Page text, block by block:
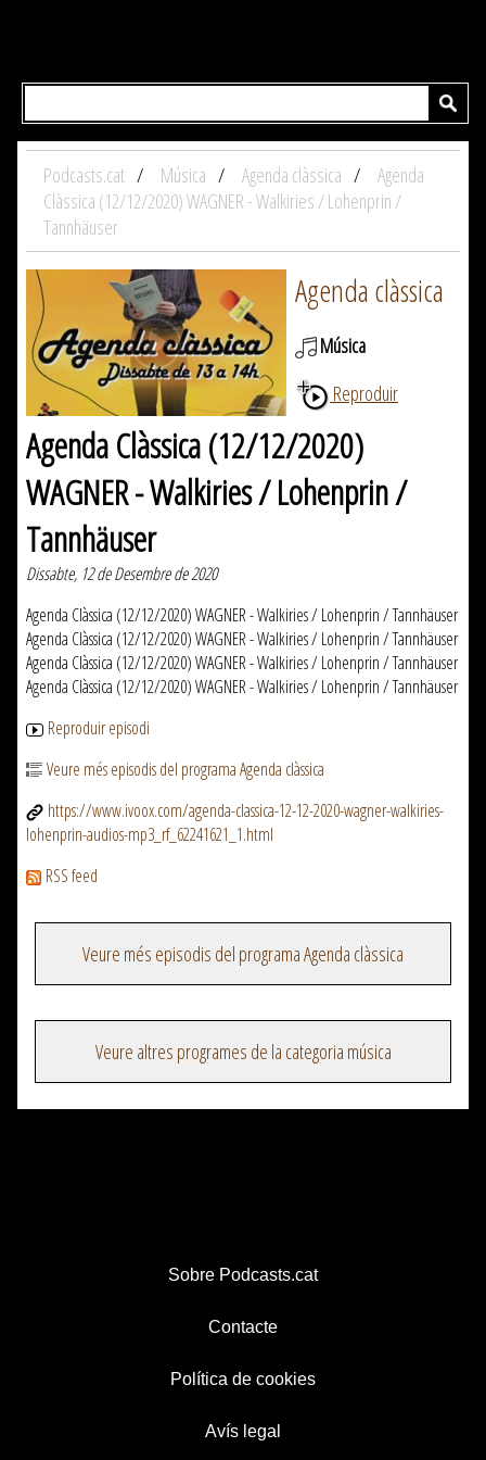
Podcasts.cat Música Agenda clàssica
Agenda
Clàssica (12/12/2020) WAGNER - Walkiries / Lohenprin /
Tannhäuser
Agenda clàssica
Música
Reproduir
Agenda Clàssica (12/12/2020)
WAGNER - Walkiries / Lohenprin /
Tannhäuser
Dissabte, 12 de Desembre de 2020
Agenda Clàssica (12/12/2020) WAGNER - Walkiries / Lohenprin / Tannhäuser
Agenda Clàssica (12/12/2020) WAGNER - Walkiries / Lohenprin / Tannhäuser
Agenda Clàssica (12/12/2020) WAGNER - Walkiries / Lohenprin / Tannhäuser
Agenda Clàssica (12/12/2020) WAGNER - Walkiries / Lohenprin / Tannhäuser
Reproduir episodi
Veure més episodis del programa Agenda clàssica
https://www.ivoox.com/agenda-classica-12-12-2020-wagner-walkiries-
lohenprin-audios-mp3_rf_62241621_1.html
RSS feed
Veure més episodis del programa Agenda clàssica
Veure altres programes de la categoria música
Sobre Podcasts.cat
Contacte
Política de cookies
Avís legal